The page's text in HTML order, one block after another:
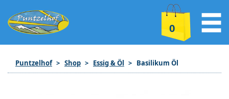
0
Puntzelhof Shop Essig & Öl Basilikum Öl